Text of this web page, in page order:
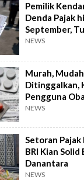
Pemilik
Denda Pajak
September,
Cukup Bayar 5
NEWS
Murah,
Ditinggalkan,
Pengguna
NEWS
Setoran
BRI Kian
Danantara
NEWS